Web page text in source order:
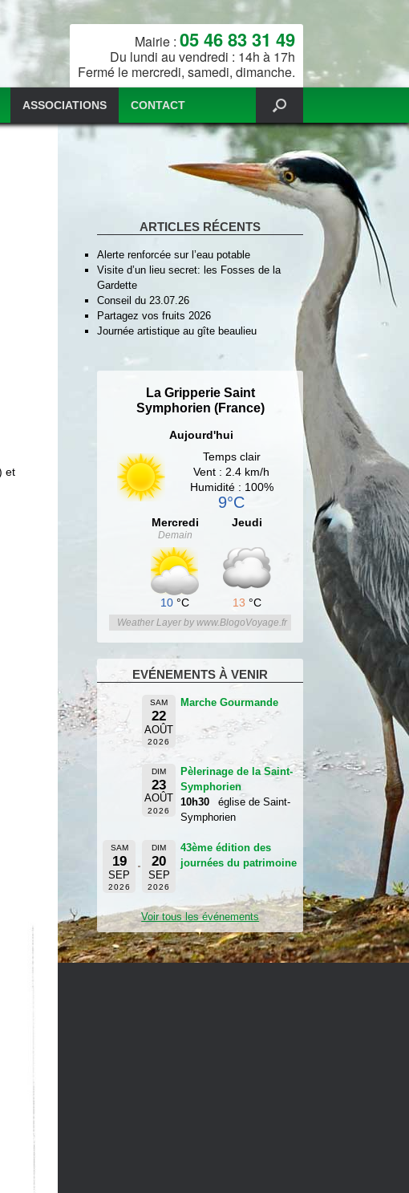
Mairie : 05 46 83 31 49
Du lundi au vendredi : 14h à 17h
Fermé le mercredi, samedi, dimanche.
ASSOCIATIONS CONTACT
et
ARTICLES RÉCENTS
Alerte renforcée sur l’eau potable
Visite d’un lieu secret: les Fosses de la
Gardette
Conseil du 23.07.26
Partagez vos fruits 2026
Journée artistique au gîte beaulieu
La Gripperie Saint
Symphorien (France)
Aujourd'hui
Temps clair
Vent : 2.4 km/h
Humidité : 100%
9°C
Mercredi
Demain
10 °C
Jeudi
13 °C
Weather Layer by www.BlogoVoyage.fr
EVÉNEMENTS À VENIR
SAM
22
AOÛT
2026
Marche Gourmande
DIM
23
AOÛT
2026
Pèlerinage de la Saint-
Symphorien
10h30
église de Saint-
Symphorien
SAM
19
SEP
2026
DIM
20
SEP
2026
43ème édition des
journées du patrimoine
Voir tous les événements